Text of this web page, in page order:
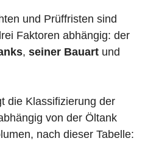
und Prüffristen sind
Faktoren abhängig: der
, seiner Bauart und
die Klassifizierung der
von der Öltank
nach dieser Tabelle: